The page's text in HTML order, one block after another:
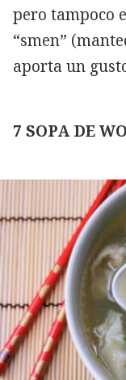
pero tampoco
“smen”
aporta un
7 SOPA DE